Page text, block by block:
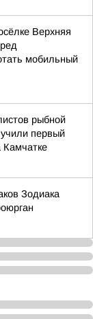
Верхняя
мобильный
рыбной
первый
Зодиака